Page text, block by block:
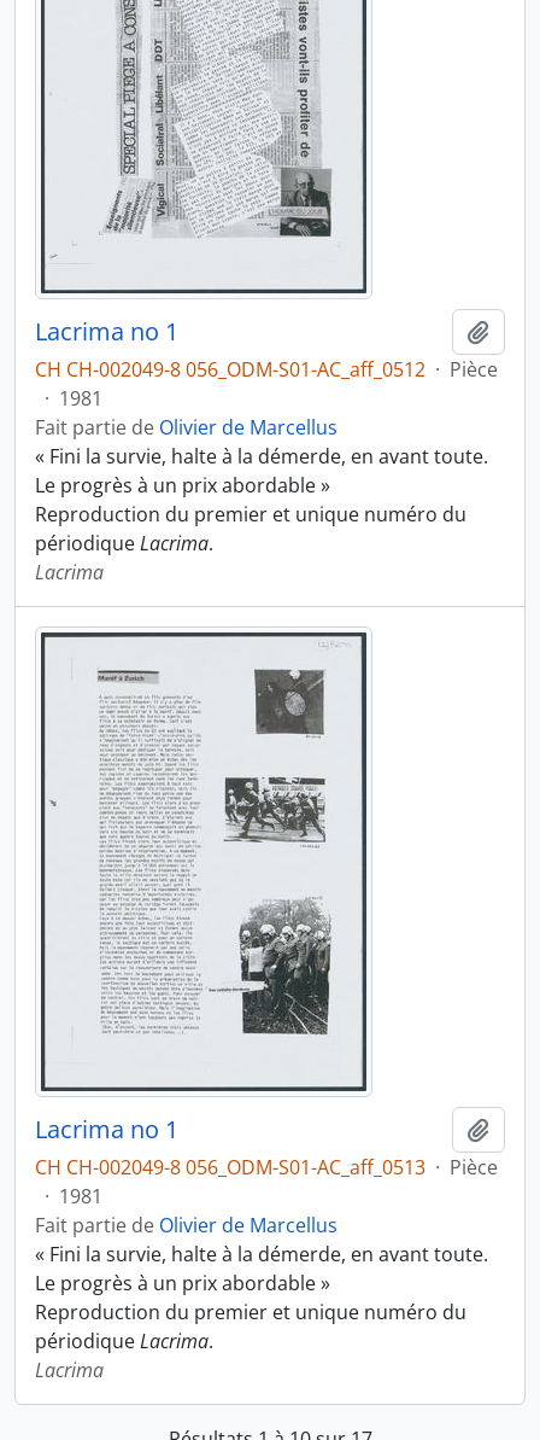
Lacrima no 1
CH CH-002049-8 056_ODM-S01-AC_aff_0512 · Pièce
· 1981
Fait partie de Olivier de Marcellus
« Fini la survie, halte à la démerde, en avant toute.
Le progrès à un prix abordable »
Reproduction du premier et unique numéro du
périodiqueLacrima.
Lacrima
Lacrima no 1
CH CH-002049-8 056_ODM-S01-AC_aff_0513 · Pièce
· 1981
Fait partie de Olivier de Marcellus
« Fini la survie, halte à la démerde, en avant toute.
Le progrès à un prix abordable »
Reproduction du premier et unique numéro du
périodiqueLacrima.
Lacrima